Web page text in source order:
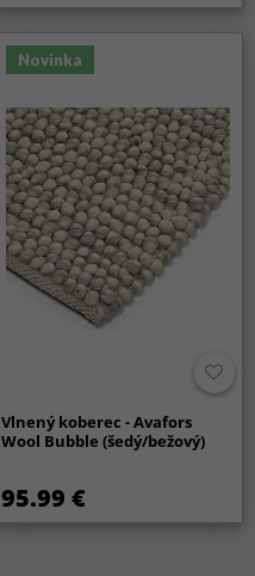
Novinka
Vlnený koberec - Avafors
Wool Bubble (šedý/bežový)
95.99 €